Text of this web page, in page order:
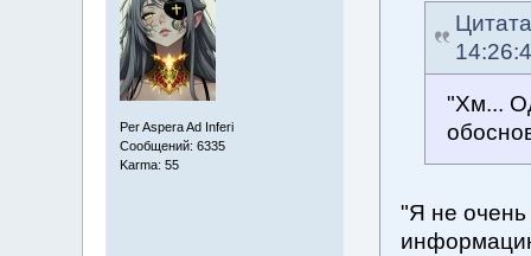
Per Aspera Ad Inferi
Сообщений: 6335
Karma: 55
"Хм...
"Я не